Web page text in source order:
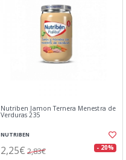
Nutriben Jamon Ternera Menestra de
Verduras 235
NUTRIBEN
2,25€ 2,83€ - 20%